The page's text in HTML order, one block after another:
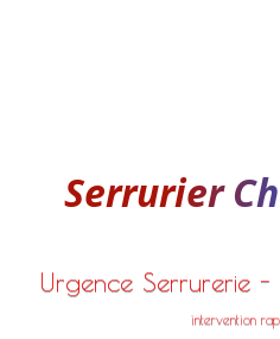
Serrurier
Urgence Serrurerie
intervention